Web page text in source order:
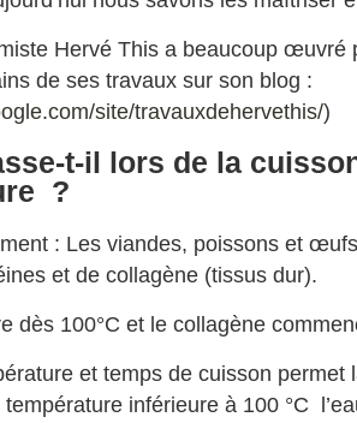
Hervé This a beaucoup œuvré
de ses travaux sur son blog :
site/travauxdehervethis/)
t-il lors de la
?
: Les viandes, poissons et
et de collagène (tissus dur).
dès 100°C et le collagène
et temps de cuisson permet
température inférieure à 100 °C